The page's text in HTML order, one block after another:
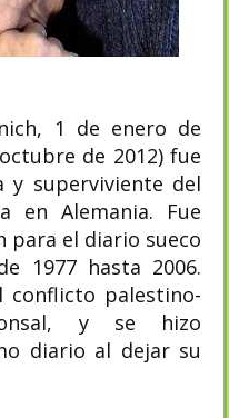
1 de enero de
de 2012) fue
y superviviente del
en Alemania.​ Fue
para el diario sueco
1977 hasta 2006.
conflicto palestino-
y se hizo
diario al dejar su